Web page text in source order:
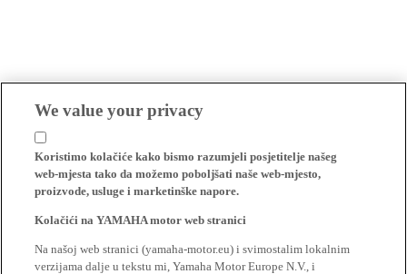
We value your privacy
Koristimo kolačiće kako bismo razumjeli posjetitelje našeg
web-mjesta tako da možemo poboljšati naše web-mjesto,
proizvode, usluge i marketinške napore.
Kolačići na YAMAHA motor web stranici
Na našoj web stranici (yamaha-motor.eu) i svimostalim lokalnim
verzijama dalje u tekstu mi, Yamaha Motor Europe N.V., i